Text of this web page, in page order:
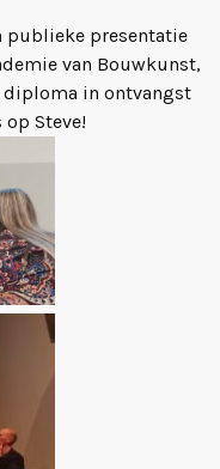
publieke presentatie
van Bouwkunst,
in ontvangst
Steve!